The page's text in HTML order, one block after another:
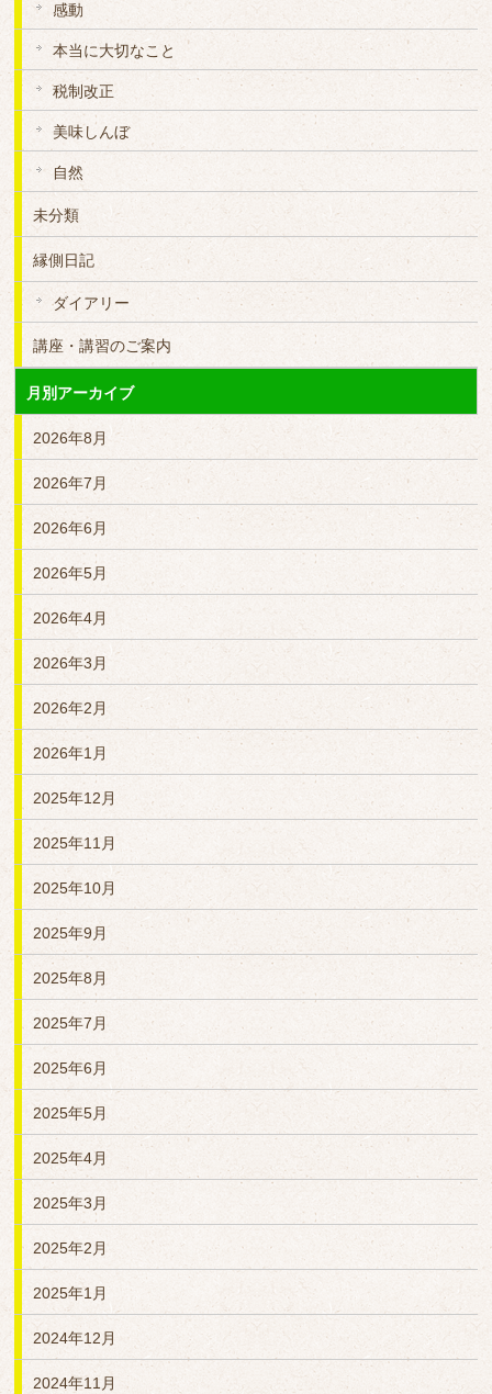
感動
本当に大切なこと
税制改正
美味しんぼ
自然
未分類
縁側日記
ダイアリー
講座・講習のご案内
月別アーカイブ
2026年8月
2026年7月
2026年6月
2026年5月
2026年4月
2026年3月
2026年2月
2026年1月
2025年12月
2025年11月
2025年10月
2025年9月
2025年8月
2025年7月
2025年6月
2025年5月
2025年4月
2025年3月
2025年2月
2025年1月
2024年12月
2024年11月